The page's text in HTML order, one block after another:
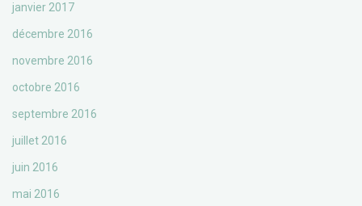
janvier 2017
décembre 2016
novembre 2016
octobre 2016
septembre 2016
juillet 2016
juin 2016
mai 2016